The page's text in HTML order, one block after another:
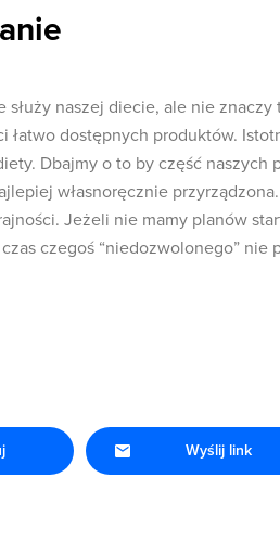
służy naszej diecie, ale nie
łatwo dostępnych produktów.
Dbajmy o to by część naszych
własnoręcznie
Jeżeli nie mamy planów
czegoś “niedozwolonego” nie
Wyślij link